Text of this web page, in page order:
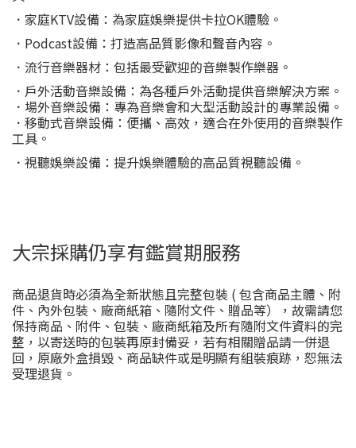
．家庭KTV設備：為家庭娛樂提供卡拉OK體驗。
．Podcast設備：打造高品質影像和聲音內容。
．流行音樂器材：包括最受歡迎的音樂製作樂器。
．戶外活動音樂設備：為各種戶外活動提供音樂解決方案。
．場外音樂設備：專為音樂會和大型活動設計的專業設備。
．移動式音樂設備：便攜、高效，適合在外使用的音樂製作
工具。
．視聽娛樂設備：提升娛樂體驗的高品質視聽設備。
大宗採購仍享有鑑賞期服務
商品退貨時必須為全新狀態且完整包裝 ( 包含商品主體、附
件、內外包裝、廠商紙箱、隨附文件、贈品等），故需請您
保持商品、附件、包裝、廠商紙箱及所有隨附文件資料的完
整，以寄送時的包裝再原封備妥，若有相關贈品請一併退
回，原廠外盒損毀、商品缺件或是明顯有組裝痕跡，恕無法
受理退貨。